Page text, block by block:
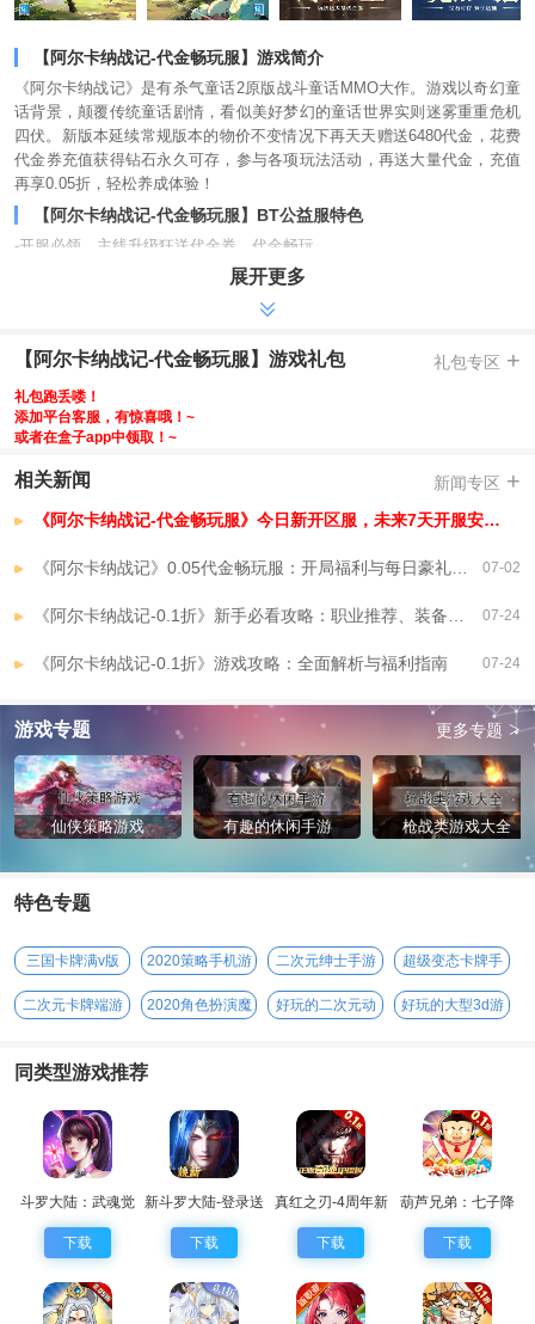
【阿尔卡纳战记-代金畅玩服】游戏简介
《阿尔卡纳战记》是有杀气童话2原版战斗童话MMO大作。游戏以奇幻童
话背景，颠覆传统童话剧情，看似美好梦幻的童话世界实则迷雾重重危机
四伏。新版本延续常规版本的物价不变情况下再天天赠送6480代金，花费
代金券充值获得钻石永久可存，参与各项玩法活动，再送大量代金，充值
再享0.05折，轻松养成体验！
【阿尔卡纳战记-代金畅玩服】BT公益服特色
-开服必领，主线升级狂送代金券，代金畅玩
-充值比例1:10钻石，首续0.05折扣版
-每日白嫖，天天送6480代金券，充值钻石可存
-首登豪礼，免费首充送白雪公主，新旅程再送小红帽
-八日签到，签到送连抽，伙伴自选还有坐骑幻化领取
-代金返利，代金券返利每日最高送2000代金券
【阿尔卡纳战记-代金畅玩服】VIP介绍
展开更多
【阿尔卡纳战记-代金畅玩服】游戏礼包 礼包专区 +
礼包跑丢喽！
添加平台客服，有惊喜哦！~
或者在盒子app中领取！~
相关新闻 新闻专区 +
《阿尔卡纳战记-代金畅玩服》今日新开区服，未来7天开服安排，已开区服
07-02
07-24
《阿尔卡纳战记-0.1折》游戏攻略：全面解析与福利指南 07-24
游戏专题 更多专题 >
仙侠策略游戏 有趣的休闲手游 枪战类游戏大全
特色专题
三国卡牌满v版
2020策略手机游
二次元绅士手游
超级变态卡牌手
二次元卡牌端游
2020角色扮演魔
好玩的二次元动
好玩的大型3d游
同类型游戏推荐
斗罗大陆：武魂觉
醒
下载
新斗罗大陆-登录送
sss魂师
下载
真红之刃-4周年新
版本0.1折
下载
葫芦兄弟：七子降
妖-0.1永久折扣
下载